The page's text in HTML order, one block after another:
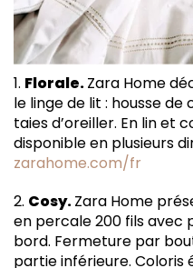
1. Florale.Zara Home
le linge de lit : housse
taies d’oreiller. En lin et
disponible en plusieurs
zarahome.com/fr
2. Cosy.Zara Home
en percale 200 fils avec
bord. Fermeture par
partie inférieure. Coloris